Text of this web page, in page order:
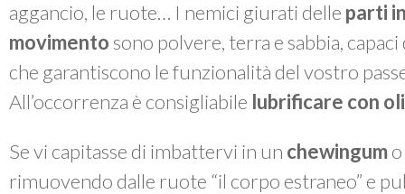
aggancio, le ruote… I nemici giurati delle parti
movimento sono polvere, terra e sabbia,
che garantiscono le funzionalità del vostro
All’occorrenza è consigliabile lubrificare con
Se vi capitasse di imbattervi in un chewingumo
rimuovendo dalle ruote “il corpo estraneo” e